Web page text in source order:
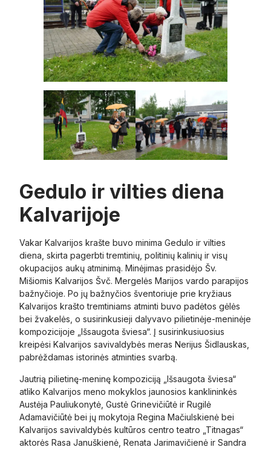
Gedulo ir vilties diena
Kalvarijoje
Vakar Kalvarijos krašte buvo minima Gedulo ir vilties
diena, skirta pagerbti tremtinių, politinių kalinių ir visų
okupacijos aukų atminimą. Minėjimas prasidėjo Šv.
Mišiomis Kalvarijos Švč. Mergelės Marijos vardo parapijos
bažnyčioje. Po jų bažnyčios šventoriuje prie kryžiaus
Kalvarijos krašto tremtiniams atminti buvo padėtos gėlės
bei žvakelės, o susirinkusieji dalyvavo pilietinėje-meninėje
kompozicijoje „Išsaugota šviesa“. Į susirinkusiuosius
kreipėsi Kalvarijos savivaldybės meras Nerijus Šidlauskas,
pabrėždamas istorinės atminties svarbą.
Jautrią pilietinę-meninę kompoziciją „Išsaugota šviesa“
atliko Kalvarijos meno mokyklos jaunosios kanklininkės
Austėja Pauliukonytė, Gustė Grinevičiūtė ir Rugilė
Adamavičiūtė bei jų mokytoja Regina Mačiulskienė bei
Kalvarijos savivaldybės kultūros centro teatro „Titnagas“
aktorės Rasa Januškienė, Renata Jarimavičienė ir Sandra